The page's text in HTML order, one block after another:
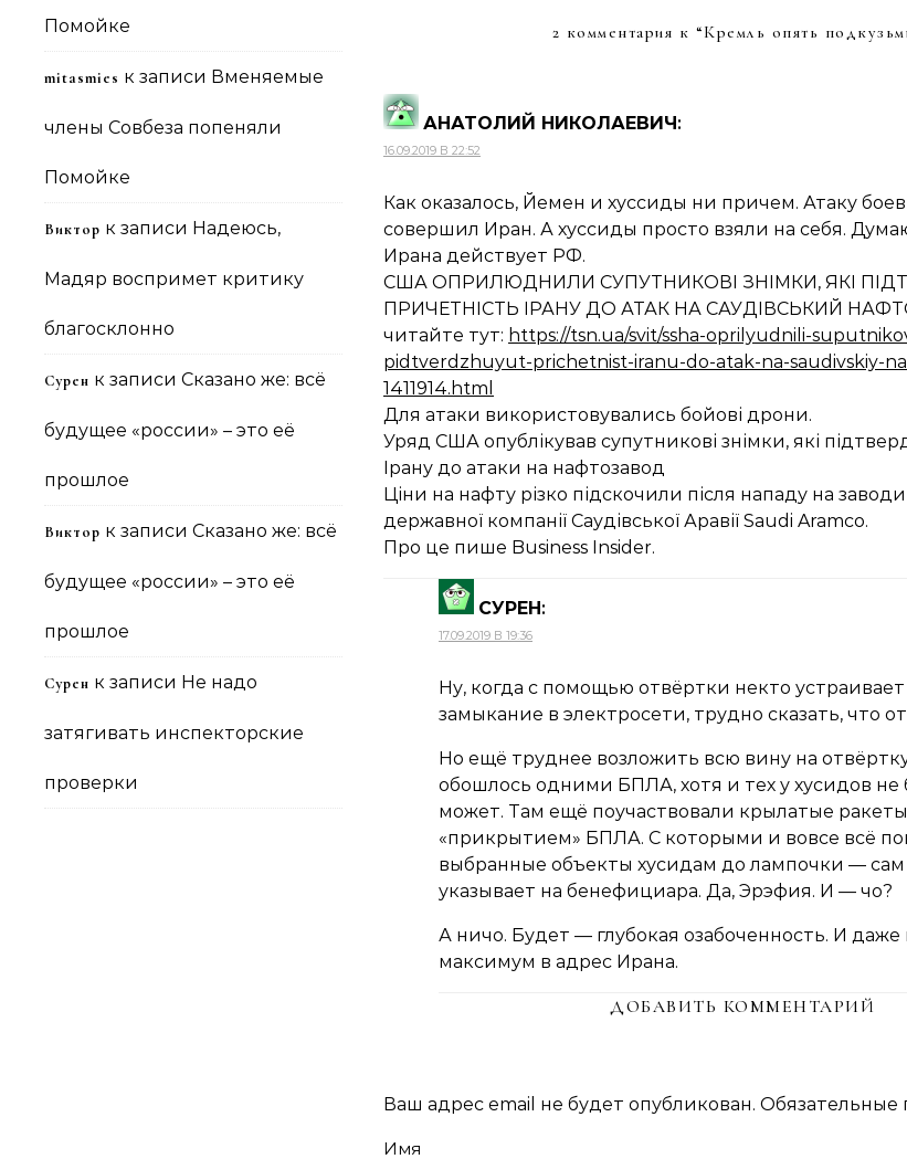
Помойке
mitasmies к записи Вменяемые
члены Совбеза попеняли
Помойке
Виктор к записи Надеюсь,
Мадяр воспримет критику
благосклонно
Сурен к записи Сказано же: всё
будущее «россии» – это её
прошлое
Виктор к записи Сказано же: всё
будущее «россии» – это её
прошлое
Сурен к записи Не надо
затягивать инспекторские
проверки
2 комментария к “Кремль опять
АНАТОЛИЙ НИКОЛАЕВИЧ:
16.09.2019 В 22:52
Как оказалось, Йемен и хуссиды ни причем. Атаку
совершил Иран. А хуссиды просто взяли на себя.
Ирана действует РФ.
США ОПРИЛЮДНИЛИ СУПУТНИКОВІ ЗНІМКИ, ЯКІ
ПРИЧЕТНІСТЬ ІРАНУ ДО АТАК НА САУДІВСЬКИЙ
читайте тут: https://tsn.ua/svit/ssha-oprilyudnili-
pidtverdzhuyut-prichetnist-iranu-do-atak-na-saudivskiy-
1411914.html
Для атаки використовувались бойові дрони.
Уряд США опублікував супутникові знімки, які
Ірану до атаки на нафтозавод
Ціни на нафту різко підскочили після нападу на заводи
державної компанії Саудівської Аравії Saudi Aramco.
Про це пише Business Insider.
СУРЕН:
17.09.2019 В 19:36
Ну, когда с помощью отвёртки некто
замыкание в электросети, трудно сказать, что
Но ещё труднее возложить всю вину на
обошлось одними БПЛА, хотя и тех у хусидов не
может. Там ещё поучаствовали крылатые
«прикрытием» БПЛА. С которыми и вовсе всё
выбранные объекты хусидам до лампочки —
указывает на бенефициара. Да, Эрэфия. И — чо?
А ничо. Будет — глубокая озабоченность. И
максимум в адрес Ирана.
ДОБАВИТЬ КОММЕНТАРИЙ
Ваш адрес email не будет опубликован. Обязательные
Имя